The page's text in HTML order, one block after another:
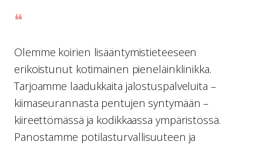
❝
Olemme koirien lisääntymistieteeseen
erikoistunut kotimainen pieneläinklinikka.
Tarjoamme laadukkaita jalostuspalveluita –
kiimaseurannasta pentujen syntymään –
kiireettömässä ja kodikkaassa ympäristössä.
Panostamme potilasturvallisuuteen ja